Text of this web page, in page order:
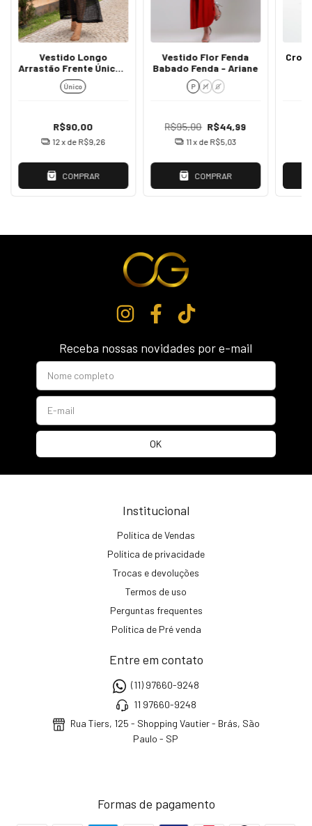
Vestido Longo
Arrastão Frente Única -
Ruti
Único
R$90,00
12x de R$9,26
COMPRAR
Vestido Flor Fenda
Babado Fenda - Ariane
P M G
R$95,00 R$44,99
11x de R$5,03
COMPRAR
Receba nossas novidades por e-mail
Institucional
Política de Vendas
Política de privacidade
Trocas e devoluções
Termos de uso
Perguntas frequentes
Política de Pré venda
Entre em contato
(11) 97660-9248
11 97660-9248
Rua Tiers, 125 - Shopping Vautier - Brás, São
Paulo - SP
Formas de pagamento